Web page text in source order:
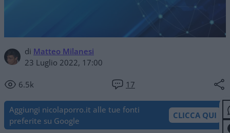
di Matteo Milanesi
23 Luglio 2022, 17:00
6.5k 17
Aggiungi nicolaporro.it alle tue fonti
preferite su Google
CLICCA QUI